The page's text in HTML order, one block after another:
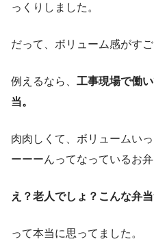
っくりしました。
だって、ボリューム感がすご
例えるなら、 工事現場で働
当。
肉肉しくて、ボリュームい
ーーーんってなっているお弁
え？老人でしょ？こんな弁
って本当に思ってました。